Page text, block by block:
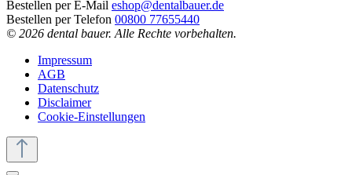
Bestellen per E-Mail eshop@dentalbauer.de
Bestellen per Telefon 00800 77655440
© 2026 dental bauer. Alle Rechte vorbehalten.
Impressum
AGB
Datenschutz
Disclaimer
Cookie-Einstellungen